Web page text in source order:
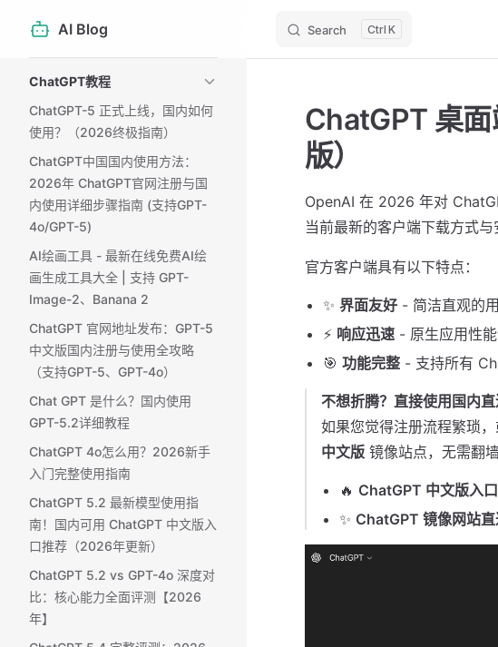
Skip to content
AI Blog Search K
ChatGPT教程
ChatGPT-5 正式上线，国内如何
使用？（2026终极指南）
ChatGPT中国国内使用方法：
2026年 ChatGPT官网注册与国
内使用详细步骤指南 (支持GPT-
4o/GPT-5)
AI绘画工具 - 最新在线免费AI绘
画生成工具大全 | 支持 GPT-
Image-2、Banana 2
ChatGPT 官网地址发布：GPT-5
中文版国内注册与使用全攻略
（支持GPT-5、GPT-4o）
Chat GPT 是什么？国内使用
GPT-5.2详细教程
ChatGPT 4o怎么用？2026新手
入门完整使用指南
ChatGPT 5.2 最新模型使用指
南！国内可用 ChatGPT 中文版入
口推荐（2026年更新）
ChatGPT 5.2 vs GPT-4o 深度对
比：核心能力全面评测【2026
年】
ChatGPT 桌
版）
OpenAI 在 2026 年对
当前最新的客户端下载方式
官方客户端具有以下特点：
✨ 界面友好 - 简洁直观的
⚡ 响应迅速 - 原生应用性
🎯 功能完整 - 支持所有
不想折腾？直接使用国内直
如果您觉得注册流程繁琐
中文版 镜像站点，无需翻
🔥 ChatGPT 中文版入口
✨ ChatGPT 镜像网站